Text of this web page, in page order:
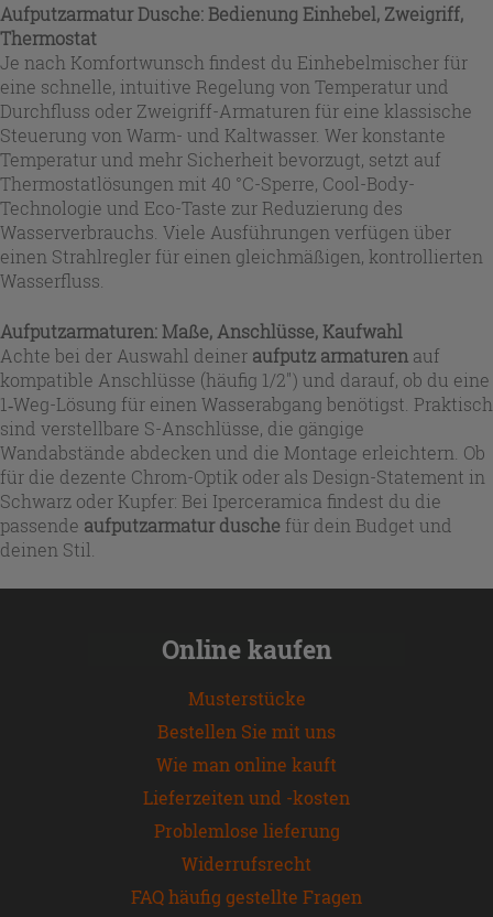
Aufputzarmatur Dusche: Bedienung Einhebel, Zweigriff,
Thermostat
Je nach Komfortwunsch findest du Einhebelmischer für
eine schnelle, intuitive Regelung von Temperatur und
Durchfluss oder Zweigriff-Armaturen für eine klassische
Steuerung von Warm- und Kaltwasser. Wer konstante
Temperatur und mehr Sicherheit bevorzugt, setzt auf
Thermostatlösungen mit 40 °C-Sperre, Cool-Body-
Technologie und Eco-Taste zur Reduzierung des
Wasserverbrauchs. Viele Ausführungen verfügen über
einen Strahlregler für einen gleichmäßigen, kontrollierten
Wasserfluss.
Aufputzarmaturen: Maße, Anschlüsse, Kaufwahl
Achte bei der Auswahl deiner aufputz armaturen auf
kompatible Anschlüsse (häufig 1/2") und darauf, ob du eine
1‑Weg-Lösung für einen Wasserabgang benötigst. Praktisch
sind verstellbare S-Anschlüsse, die gängige
Wandabstände abdecken und die Montage erleichtern. Ob
für die dezente Chrom-Optik oder als Design-Statement in
Schwarz oder Kupfer: Bei Iperceramica findest du die
passende aufputzarmatur dusche für dein Budget und
deinen Stil.
Online kaufen
Musterstücke
Bestellen Sie mit uns
Wie man online kauft
Lieferzeiten und -kosten
Problemlose lieferung
Widerrufsrecht
FAQ häufig gestellte Fragen